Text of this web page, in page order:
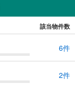
該当物件数
6件
2件